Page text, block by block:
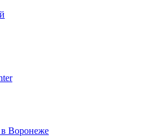
Воронеже